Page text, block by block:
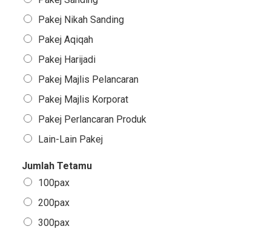
Pakej Nikah Sanding
Pakej Aqiqah
Pakej Harijadi
Pakej Majlis Pelancaran
Pakej Majlis Korporat
Pakej Perlancaran Produk
Lain-Lain Pakej
Jumlah Tetamu
100pax
200pax
300pax